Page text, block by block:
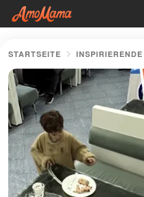
STARTSEITE